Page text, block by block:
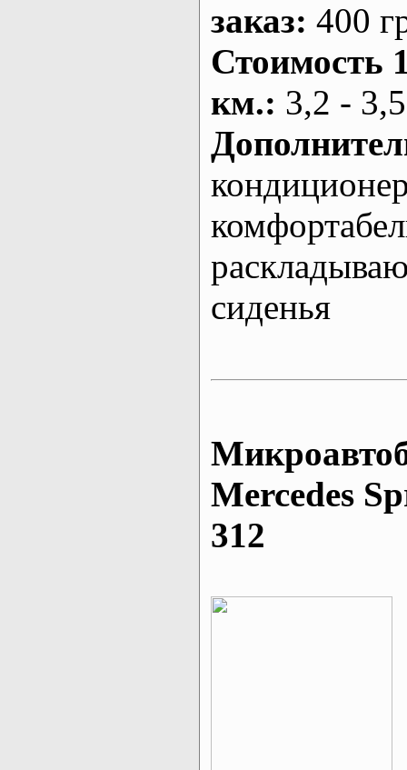
заказ: 400
Стоимость
км.: 3,2 -
сиденья
Mеrcedes
312